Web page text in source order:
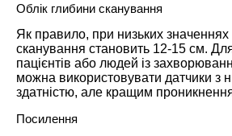
Облік глибини сканування
Як правило, при низьких значеннях
сканування становить 12-15 см.
пацієнтів або людей із
можна використовувати датчики з
здатністю, але кращим
Посилення